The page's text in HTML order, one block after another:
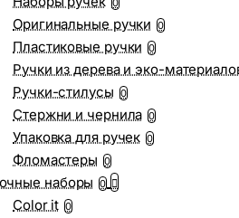
0
Оригинальные ручки 0
Пластиковые ручки 0
Ручки из дерева и эко-
Ручки-стилусы 0
Стержни и чернила 0
Упаковка для ручек 0
Фломастеры 0
наборы 0
Color it 0